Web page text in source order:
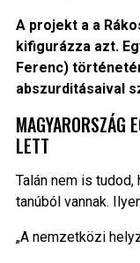
A projekt a a
kifigurázza azt.
Ferenc)
abszurditásaival
MAGYARORSZÁG
LETT
Talán nem is
tanúból vannak.
„A nemzetközi